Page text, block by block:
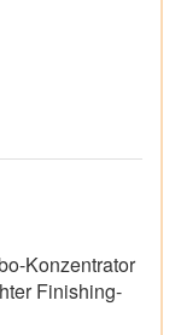
Konzentrator
Finishing-